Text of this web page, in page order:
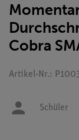
Cobra
Artikel-Nr.:
Schüler